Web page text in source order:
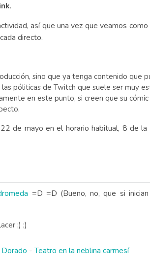
.
así que una vez que veamos
directo.
sino que ya tenga contenido que
póliticas de Twitch que suele ser muy
en este punto, si creen que su
de mayo en el horario habitual, 8 de la
=D =D (Bueno, no, que si
;) ;)
-Teatro en la neblina carmesí